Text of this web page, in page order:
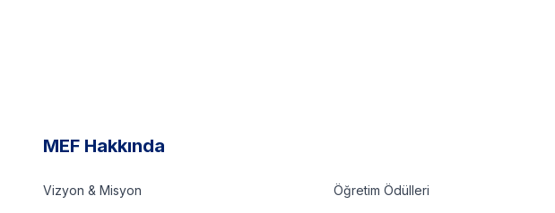
MEF Hakkında
Vizyon & Misyon Öğretim Ödülleri